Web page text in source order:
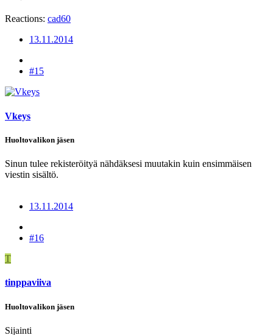
Reactions: cad60
13.11.2014
#15
Vkeys
Huoltovalikon jäsen
Sinun tulee rekisteröityä nähdäksesi muutakin kuin ensimmäisen
viestin sisältö.
13.11.2014
#16
T
tinppaviiva
Huoltovalikon jäsen
Sijainti